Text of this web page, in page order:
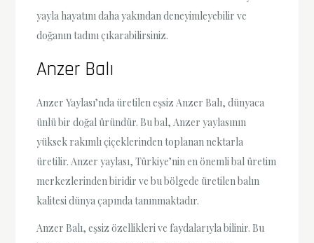
yayla hayatını daha yakından deneyimleyebilir ve
doğanın tadını çıkarabilirsiniz.
Anzer Balı
Anzer Yaylası’nda üretilen eşsiz Anzer Balı, dünyaca
ünlü bir doğal üründür. Bu bal, Anzer yaylasının
yüksek rakımlı çiçeklerinden toplanan nektarla
üretilir. Anzer yaylası, Türkiye’nin en önemli bal üretim
merkezlerinden biridir ve bu bölgede üretilen balın
kalitesi dünya çapında tanınmaktadır.
Anzer Balı, eşsiz özellikleri ve faydalarıyla bilinir. Bu